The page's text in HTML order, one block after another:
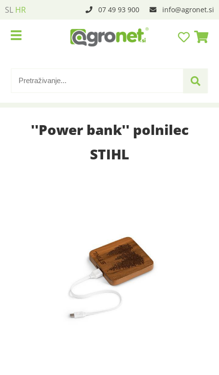
SL HR 07 49 93 900 info agronet.si
''Power bank'' polnilec
STIHL